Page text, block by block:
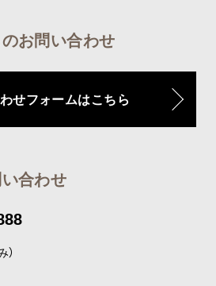
お問い合わせ
せフォームはこちら
合わせ